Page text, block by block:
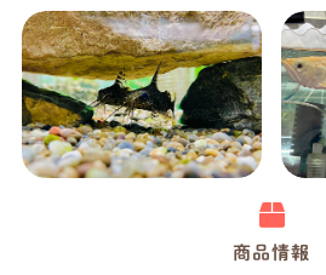
商品情報